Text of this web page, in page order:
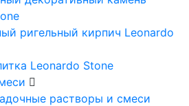
ригельный кирпич Leonardo
Leonardo Stone
растворы и смеси